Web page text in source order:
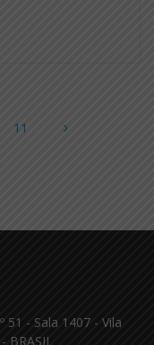
Página
11
51 - Sala 1407 - Vila
BRASIL